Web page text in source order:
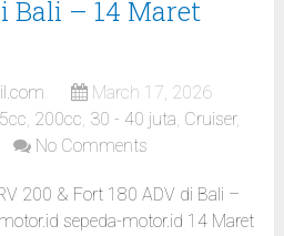
Bali – 14 Maret
March 17, 2026
, 200cc, 30 - 40 juta, Cruiser,
No Comments
200 & Fort 180 ADV di Bali –
sepeda-motor.id 14 Maret